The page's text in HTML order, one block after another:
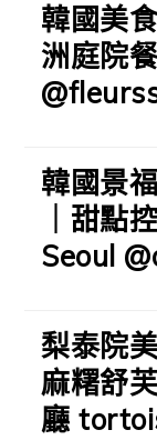
韓國美
洲庭院
韓國景
｜甜點
Seoul
梨泰院
麻糬舒
廳